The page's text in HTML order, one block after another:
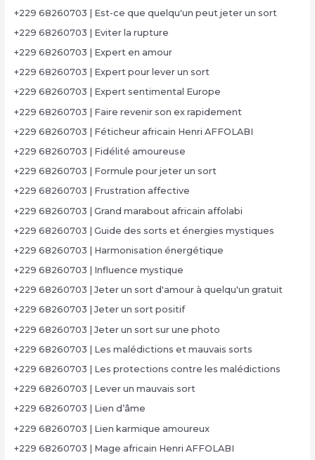
+229 68260703 | Est-ce que quelqu'un peut jeter un sort
+229 68260703 | Eviter la rupture
+229 68260703 | Expert en amour
+229 68260703 | Expert pour lever un sort
+229 68260703 | Expert sentimental Europe
+229 68260703 | Faire revenir son ex rapidement
+229 68260703 | Féticheur africain Henri AFFOLABI
+229 68260703 | Fidélité amoureuse
+229 68260703 | Formule pour jeter un sort
+229 68260703 | Frustration affective
+229 68260703 | Grand marabout africain affolabi
+229 68260703 | Guide des sorts et énergies mystiques
+229 68260703 | Harmonisation énergétique
+229 68260703 | Influence mystique
+229 68260703 | Jeter un sort d'amour à quelqu'un gratuit
+229 68260703 | Jeter un sort positif
+229 68260703 | Jeter un sort sur une photo
+229 68260703 | Les malédictions et mauvais sorts
+229 68260703 | Les protections contre les malédictions
+229 68260703 | Lever un mauvais sort
+229 68260703 | Lien d’âme
+229 68260703 | Lien karmique amoureux
+229 68260703 | Mage africain Henri AFFOLABI